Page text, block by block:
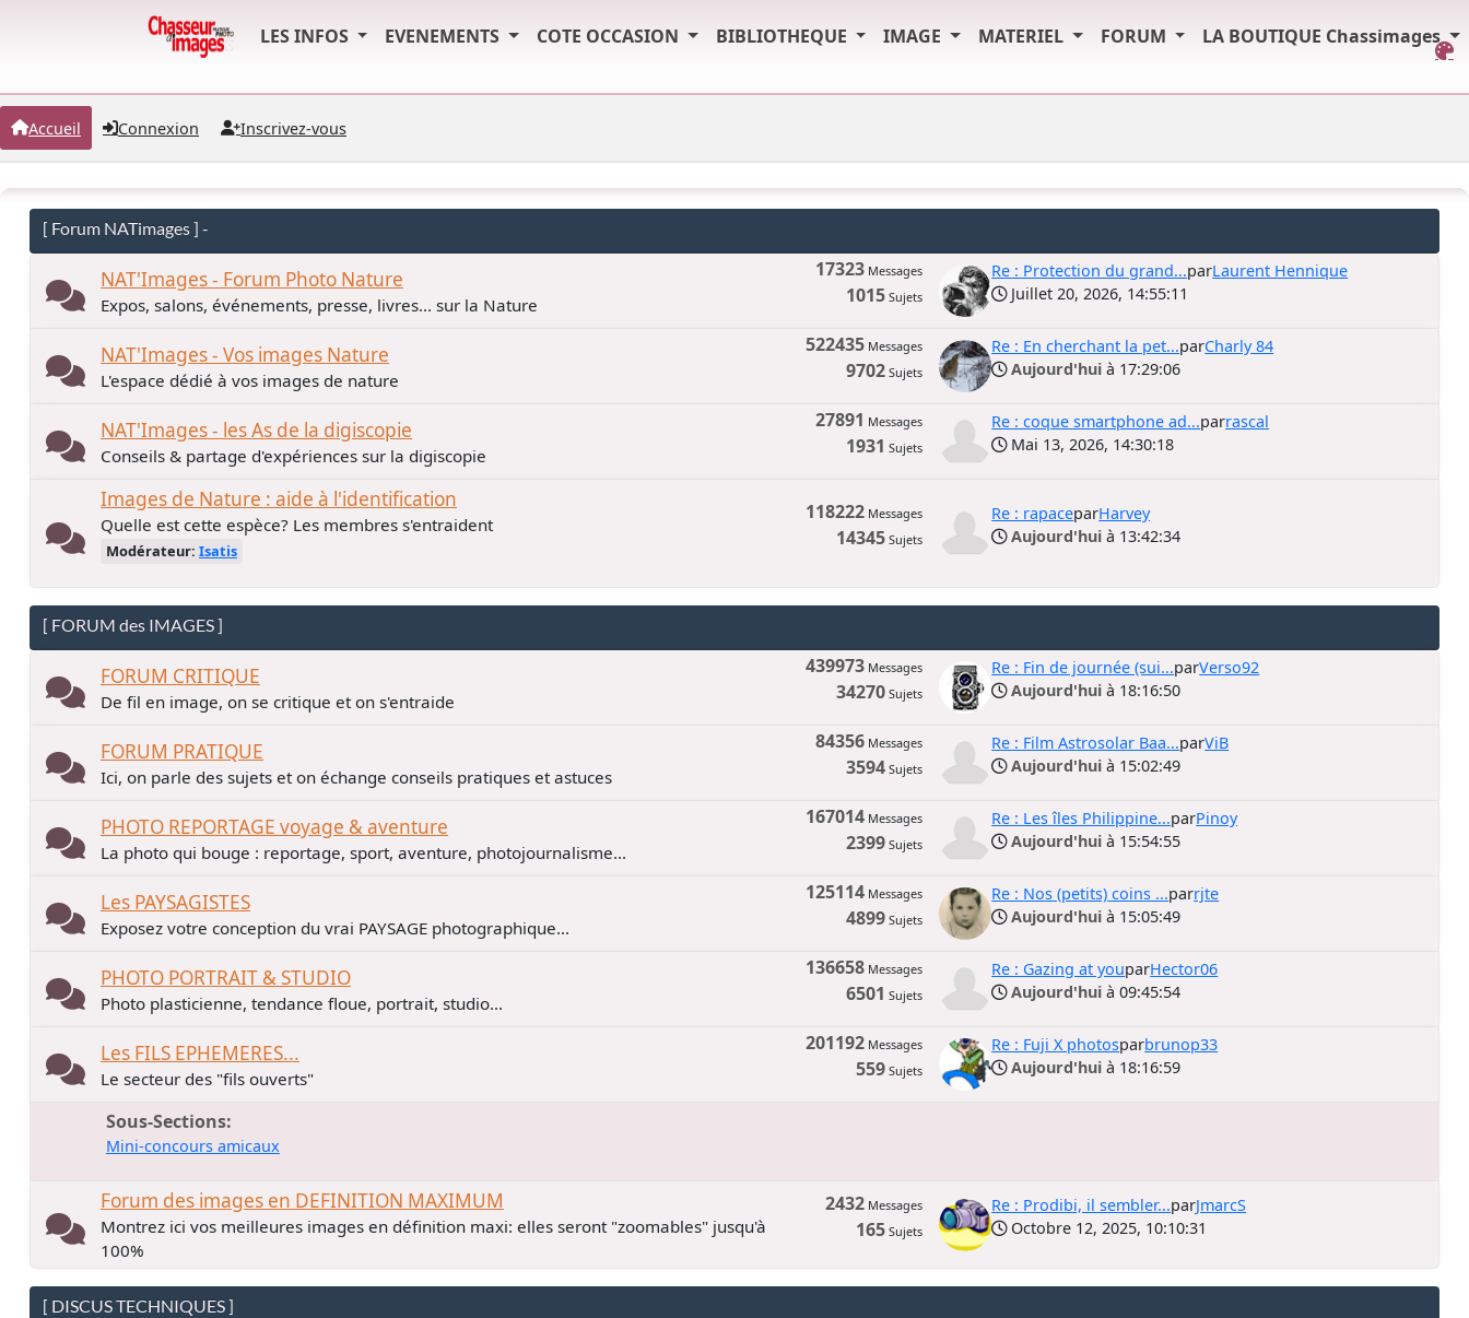
LES INFOS EVENEMENTS COTE OCCASION BIBLIOTHEQUE IMAGE MATERIEL FORUM LA BOUTIQUE Chassimages
Accueil Connexion Inscrivez-vous
[ Forum NATimages ] -
NAT'Images - Forum Photo Nature
Expos, salons, événements, presse, livres... sur la Nature
17323 Messages
1015 Sujets
Re : Protection du grand...parLaurent Hennique
Juillet 20, 2026, 14:55:11
NAT'Images - Vos images Nature
L'espace dédié à vos images de nature
522435 Messages
9702 Sujets
Re : En cherchant la pet...parCharly 84
Aujourd'hui à 17:29:06
NAT'Images - les As de la digiscopie
Conseils & partage d'expériences sur la digiscopie
27891 Messages
1931 Sujets
Re : coque smartphone ad...parrascal
Mai 13, 2026, 14:30:18
Images de Nature : aide à l'identification
Quelle est cette espèce? Les membres s'entraident
Modérateur: Isatis
118222 Messages
14345 Sujets
Re : rapaceparHarvey
Aujourd'hui à 13:42:34
[ FORUM des IMAGES ]
FORUM CRITIQUE
De fil en image, on se critique et on s'entraide
439973 Messages
34270 Sujets
Re : Fin de journée (sui...parVerso92
Aujourd'hui à 18:16:50
FORUM PRATIQUE
Ici, on parle des sujets et on échange conseils pratiques et astuces
84356 Messages
3594 Sujets
Re : Film Astrosolar Baa...parViB
Aujourd'hui à 15:02:49
PHOTO REPORTAGE voyage & aventure
La photo qui bouge : reportage, sport, aventure, photojournalisme...
167014 Messages
2399 Sujets
Re : Les îles Philippine...parPinoy
Aujourd'hui à 15:54:55
Les PAYSAGISTES
Exposez votre conception du vrai PAYSAGE photographique...
125114 Messages
4899 Sujets
Re : Nos (petits) coins ...parrjte
Aujourd'hui à 15:05:49
PHOTO PORTRAIT & STUDIO
Photo plasticienne, tendance floue, portrait, studio...
136658 Messages
6501 Sujets
Re : Gazing at youparHector06
Aujourd'hui à 09:45:54
Les FILS EPHEMERES...
Le secteur des "fils ouverts"
201192 Messages
559 Sujets
Re : Fuji X photosparbrunop33
Aujourd'hui à 18:16:59
Sous-Sections
Mini-concours amicaux
Forum des images en DEFINITION MAXIMUM
Montrez ici vos meilleures images en définition maxi: elles seront "zoomables" jusqu'à
100%
2432 Messages
165 Sujets
Re : Prodibi, il sembler...parJmarcS
Octobre 12, 2025, 10:10:31
[ DISCUS TECHNIQUES ]